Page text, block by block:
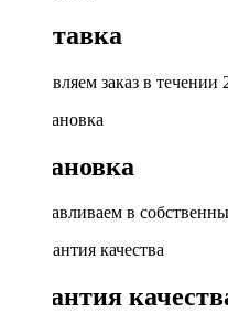
Доставка
Доставляем заказ в
Установка
Устанавливаем в
Гарантия